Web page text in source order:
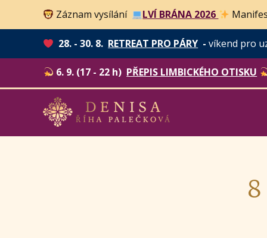
Záznam vysílání LVÍ BRÁNA 2026
28. - 30. 8. RETREAT PRO PÁRY -víkend pro
6. 9. (17 - 22 h) PŘEPIS LIMBICKÉHO OTISKU